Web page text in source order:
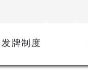
发牌制度